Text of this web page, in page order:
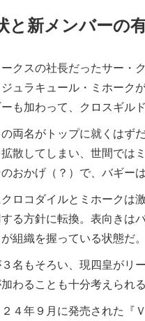
新メンバーの
クスの社長だったサー・
ュラキュール・ミホーク
も加わって、クロスギル
両名がトップに就くはず
散してしまい、世間では
おかげ（？）で、バギー
ロコダイルとミホークは
る方針に転換。表向きは
組織を握っている状態だ。
名もそろい、現四皇がリ
わることも十分考えられる
４年９月に発売された『